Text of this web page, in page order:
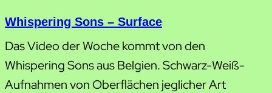
Whispering Sons – Surface
Das Video der Woche kommt von den
Whispering Sons aus Belgien. Schwarz-Weiß-
Aufnahmen von Oberflächen jeglicher Art